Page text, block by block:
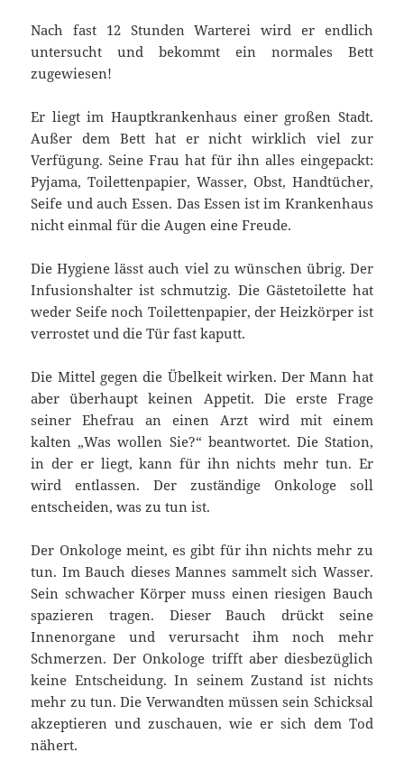
Nach fast 12 Stunden Warterei wird er endlich
untersucht und bekommt ein normales Bett
zugewiesen!
Er liegt im Hauptkrankenhaus einer großen Stadt.
Außer dem Bett hat er nicht wirklich viel zur
Verfügung. Seine Frau hat für ihn alles eingepackt:
Pyjama, Toilettenpapier, Wasser, Obst, Handtücher,
Seife und auch Essen. Das Essen ist im Krankenhaus
nicht einmal für die Augen eine Freude.
Die Hygiene lässt auch viel zu wünschen übrig. Der
Infusionshalter ist schmutzig. Die Gästetoilette hat
weder Seife noch Toilettenpapier, der Heizkörper ist
verrostet und die Tür fast kaputt.
Die Mittel gegen die Übelkeit wirken. Der Mann hat
aber überhaupt keinen Appetit. Die erste Frage
seiner Ehefrau an einen Arzt wird mit einem
kalten „Was wollen Sie?“ beantwortet. Die Station,
in der er liegt, kann für ihn nichts mehr tun. Er
wird entlassen. Der zuständige Onkologe soll
entscheiden, was zu tun ist.
Der Onkologe meint, es gibt für ihn nichts mehr zu
tun. Im Bauch dieses Mannes sammelt sich Wasser.
Sein schwacher Körper muss einen riesigen Bauch
spazieren tragen. Dieser Bauch drückt seine
Innenorgane und verursacht ihm noch mehr
Schmerzen. Der Onkologe trifft aber diesbezüglich
keine Entscheidung. In seinem Zustand ist nichts
mehr zu tun. Die Verwandten müssen sein Schicksal
akzeptieren und zuschauen, wie er sich dem Tod
nähert.